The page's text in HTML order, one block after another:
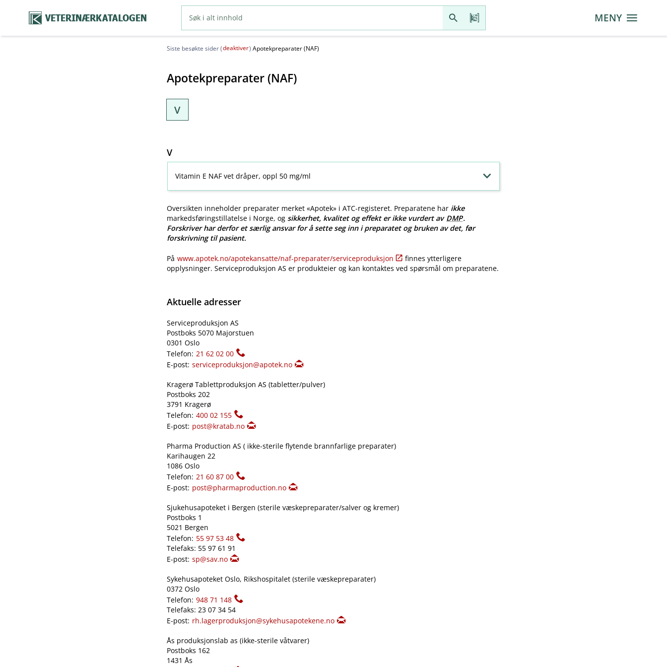
VETERINÆRKATALOGEN MENY
Siste besøkte sider (deaktiver) Apotekpreparater (NAF)
Apotekpreparater (NAF)
V
V
Vitamin E NAF vet dråper, oppl 50 mg/ml
Oversikten inneholder preparater merket «Apotek» i ATC-registeret. Preparatene har ikke
markedsføringstillatelse i Norge, ogsikkerhet, kvalitet og effekt er ikke vurdert av DMP.
Forskriver har derfor et særlig ansvar for å sette seg inn i preparatet og bruken av det, før
forskrivning til pasient.
På www.apotek.no​/​apotekansatte​/​naf-preparater​/​serviceproduksjon
finnes ytterligere
opplysninger. Serviceproduksjon AS er produkteier og kan kontaktes ved spørsmål om preparatene.
Aktuelle adresser
Serviceproduksjon AS
Postboks 5070 Majorstuen
0301 Oslo
Telefon: 21 62 02 00
E-post: serviceproduksjon@apotek.no
Kragerø Tablettproduksjon AS (tabletter​/​pulver)
Postboks 202
3791 Kragerø
Telefon: 400 02 155
E-post: post@kratab.no
Pharma Production AS ( ikke-sterile flytende brannfarlige preparater)
Karihaugen 22
1086 Oslo
Telefon: 21 60 87 00
E-post: post@pharmaproduction.no
Sjukehusapoteket i Bergen (sterile væskepreparater​/​salver og kremer)
Postboks 1
5021 Bergen
Telefon: 55 97 53 48
Telefaks: 55 97 61 91
E-post: sp@sav.no
Sykehusapoteket Oslo, Rikshospitalet (sterile væskepreparater)
0372 Oslo
Telefon: 948 71 148
Telefaks: 23 07 34 54
E-post: rh.lagerproduksjon@sykehusapotekene.no
Ås produksjonslab as (ikke-sterile våtvarer)
Postboks 162
1431 Ås